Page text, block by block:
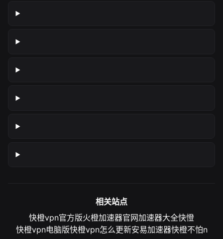
相关站点
快橙vpn官方版火橙加速器官网加速器大全快憕
快橙vpn电脑版快橙vpn怎么更新安易加速器快橙不怕n